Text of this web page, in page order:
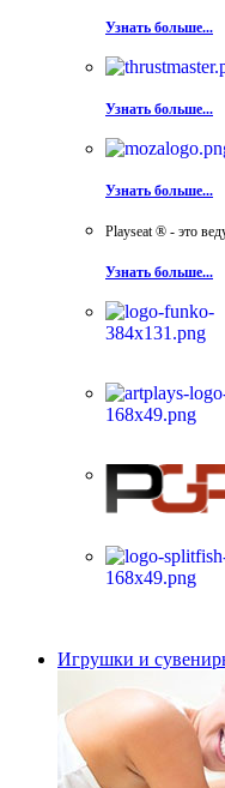
Узнать больше...
Узнать больше...
Узнать больше...
Playseat ® - это
Узнать больше...
Игрушки и